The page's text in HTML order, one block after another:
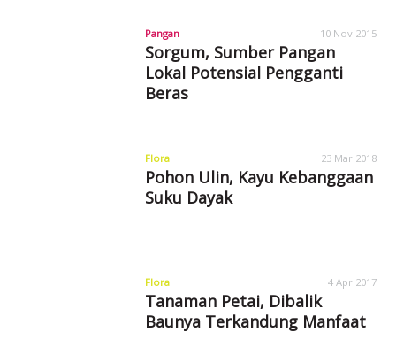
Pangan 10 Nov 2015
Sorgum, Sumber Pangan
Lokal Potensial Pengganti
Beras
Flora 23 Mar 2018
Pohon Ulin, Kayu Kebanggaan
Suku Dayak
Flora 4 Apr 2017
Tanaman Petai, Dibalik
Baunya Terkandung Manfaat